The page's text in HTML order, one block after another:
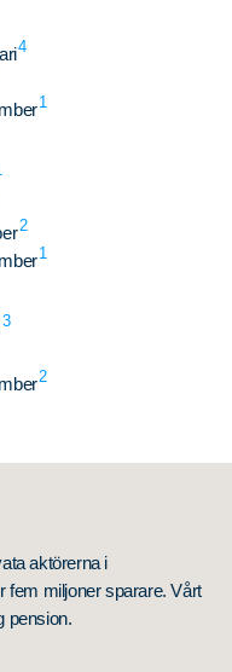
4
1
2
1
3
2
aktörerna i
fem miljoner sparare. Vårt
pension.